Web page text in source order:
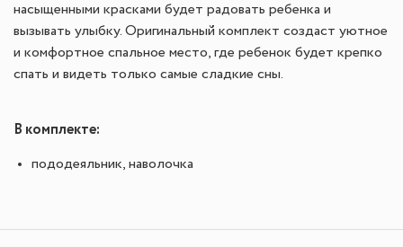
насыщенными красками будет радовать ребенка и
вызывать улыбку. Оригинальный комплект создаст уютное
и комфортное спальное место, где ребенок будет крепко
спать и видеть только самые сладкие сны.
В комплекте:
пододеяльник, наволочка